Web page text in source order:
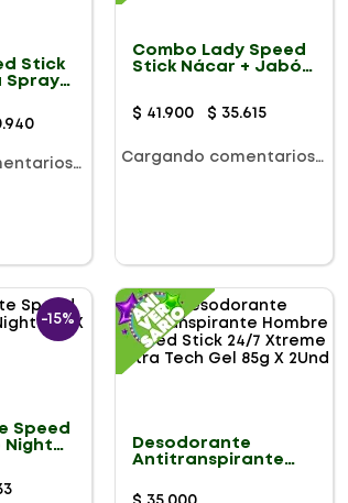
Stick
+
.940
Combo Lady Speed
Stick Nácar + Jabón
$ 41 .900 $ 35.615
Cargando comentarios…
-15%
Speed
Night
Desodorante
Antitranspirante
24/7 Xtreme Ultra
$ 35.000